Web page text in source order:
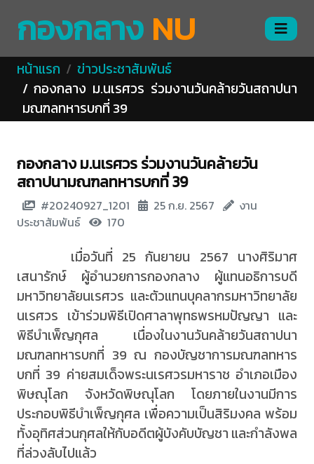
กองกลาง NU
หน้าแรก
ข่าวประชาสัมพันธ์
กองกลาง ม.นเรศวร ร่วมงานวันคล้ายวันสถาปนา
มณฑลทหารบกที่ 39
กองกลาง ม.นเรศวร ร่วมงานวันคล้ายวัน
สถาปนามณฑลทหารบกที่ 39
#20240927_1201 25 ก.ย. 2567
งาน
ประชาสัมพันธ์
170
เมื่อวันที่ 25 กันยายน 2567 นางศิริมาศ
เสนารักษ์ ผู้อำนวยการกองกลาง ผู้แทนอธิการบดี
มหาวิทยาลัยนเรศวร และตัวแทนบุคลากรมหาวิทยาลัย
นเรศวร เข้าร่วมพิธีเปิดศาลาพุทธพรหมปัญญา และ
พิธีบำเพ็ญกุศล เนื่องในงานวันคล้ายวันสถาปนา
มณฑลทหารบกที่ 39 ณ กองบัญชาการมณฑลทหาร
บกที่ 39 ค่ายสมเด็จพระนเรศวรมหาราช อำเภอเมือง
พิษณุโลก จังหวัดพิษณุโลก โดยภายในงานมีการ
ประกอบพิธีบำเพ็ญกุศล เพื่อความเป็นสิริมงคล พร้อม
ทั้งอุทิศส่วนกุศลให้กับอดีตผู้บังคับบัญชา และกำลังพล
ที่ล่วงลับไปแล้ว